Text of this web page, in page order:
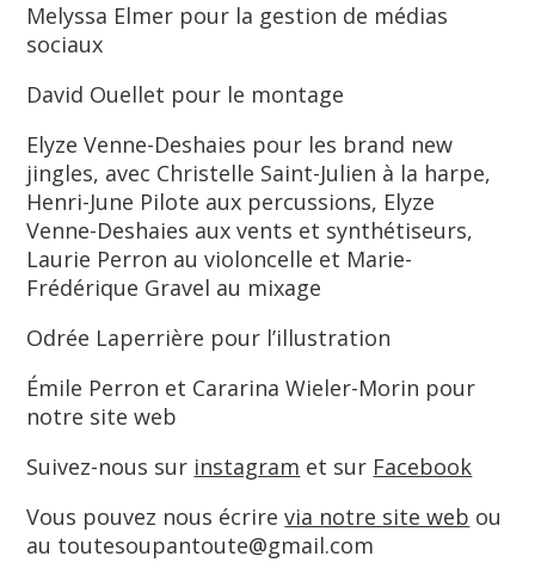
Melyssa Elmer pour la gestion de médias
sociaux
David Ouellet pour le montage
Elyze Venne-Deshaies pour les brand new
jingles, avec Christelle Saint-Julien à la harpe,
Henri-June Pilote aux percussions, Elyze
Venne-Deshaies aux vents et synthétiseurs,
Laurie Perron au violoncelle et Marie-
Frédérique Gravel au mixage
Odrée Laperrière pour l’illustration
Émile Perron et Cararina Wieler-Morin pour
notre site web
Suivez-nous sur instagram et sur Facebook
Vous pouvez nous écrirevia notre site web ou
au toutesoupantoute@gmail.com